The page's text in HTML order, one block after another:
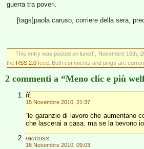
guerra tra poveri.
[tags]paola caruso, corriere della sera,
This entry was posted on lunedì, Novembre 15th,
the RSS 2.0 feed. Both comments and pings are
2 commenti a “Meno clic e più
ff:
15 Novembre 2010, 21:37
“le garanzie di lavoro che aumentano
che lascerai a casa. ma se la bevono
raccoss:
16 Novembre 2010, 09:03